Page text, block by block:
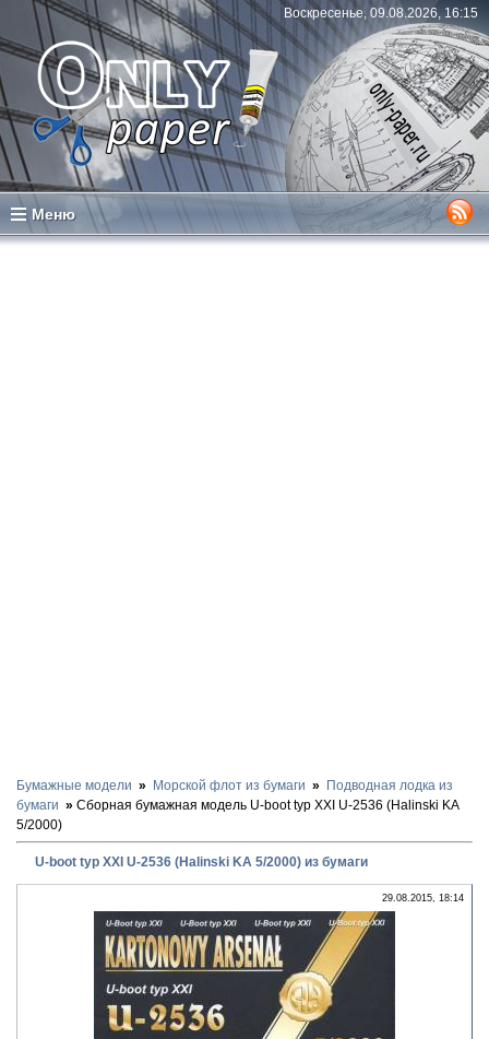
Воскресенье, 09.08.2026, 16:15
Меню
Бумажные модели Морской флот из бумаги
Подводная лодка из
бумаги
Сборная бумажная модель U-boot typ XXI U-2536 (Halinski KA
5/2000)
U-boot typ XXI U-2536 (Halinski KA 5/2000) из бумаги
29.08.2015, 18:14